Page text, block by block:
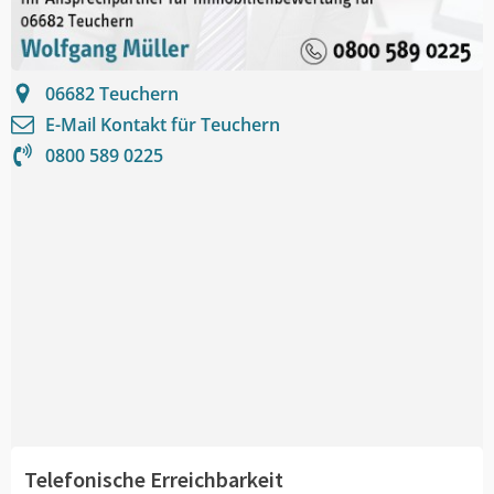
06682Teuchern
E-Mail Kontakt fürTeuchern
0800 589 0225
Telefonische Erreichbarkeit